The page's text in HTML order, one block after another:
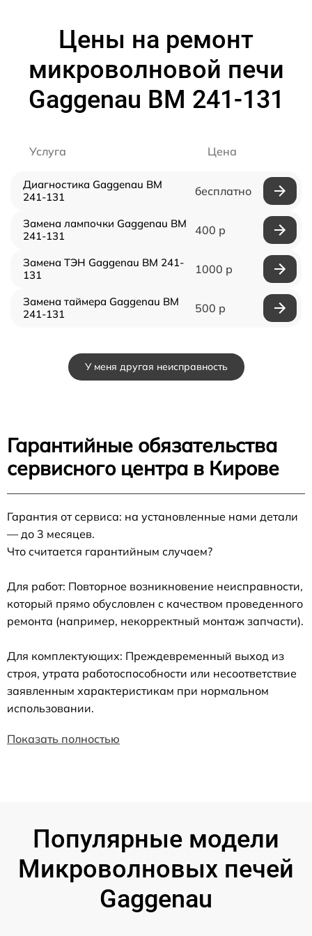
Цены на ремонт
микроволновой печи
Gaggenau BM 241-131
Услуга Цена
Диагностика Gaggenau BM
241-131
бесплатно
Замена лампочки Gaggenau BM
241-131
400 р
Замена ТЭН Gaggenau BM 241-
131
1000 р
Замена таймера Gaggenau BM
241-131
500 р
У меня другая неисправность
Гарантийные обязательства
сервисного центра в Кирове
Гарантия от сервиса: на установленные нами детали
— до 3 месяцев.
Что считается гарантийным случаем?
Для работ: Повторное возникновение неисправности,
который прямо обусловлен с качеством проведенного
ремонта (например, некорректный монтаж запчасти).
Для комплектующих: Преждевременный выход из
строя, утрата работоспособности или несоответствие
заявленным характеристикам при нормальном
использовании.
Показать полностью
Популярные модели
Микроволновых печей
Gaggenau